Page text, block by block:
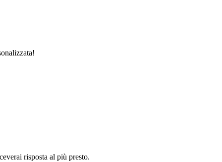
risposta al più presto.